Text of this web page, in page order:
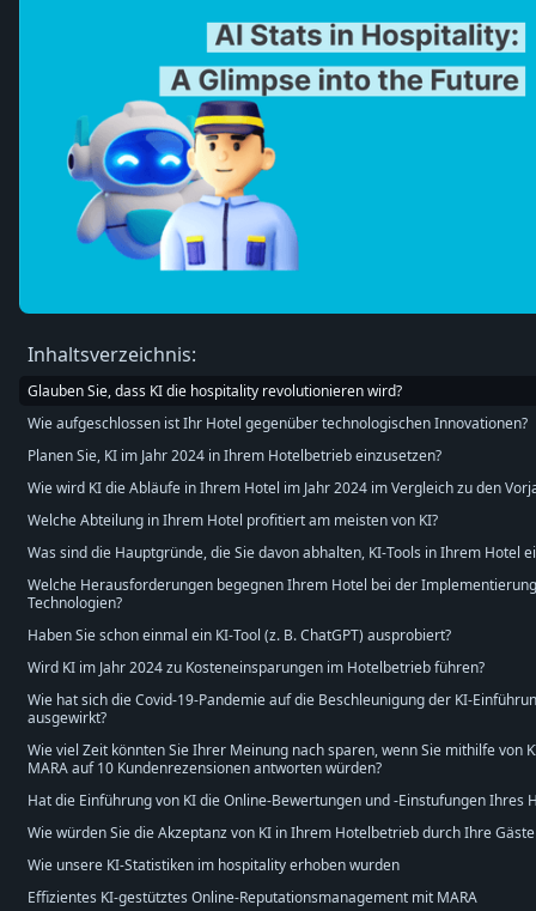
Inhaltsverzeichnis:
Glauben Sie, dass KI die hospitality revolutionieren wird?
Wie aufgeschlossen ist Ihr Hotel gegenüber technologischen Innovationen?
Planen Sie, KI im Jahr 2024 in Ihrem Hotelbetrieb einzusetzen?
Wie wird KI die Abläufe in Ihrem Hotel im Jahr 2024 im Vergleich zu den
Welche Abteilung in Ihrem Hotel profitiert am meisten von KI?
Was sind die Hauptgründe, die Sie davon abhalten, KI-Tools in Ihrem Hotel
Welche Herausforderungen begegnen Ihrem Hotel bei der
Technologien?
Haben Sie schon einmal ein KI-Tool (z. B. ChatGPT) ausprobiert?
Wird KI im Jahr 2024 zu Kosteneinsparungen im Hotelbetrieb führen?
Wie hat sich die Covid-19-Pandemie auf die Beschleunigung der KI-
ausgewirkt?
Wie viel Zeit könnten Sie Ihrer Meinung nach sparen, wenn Sie mithilfe von
MARA auf 10 Kundenrezensionen antworten würden?
Hat die Einführung von KI die Online-Bewertungen und -Einstufungen Ihres
Wie würden Sie die Akzeptanz von KI in Ihrem Hotelbetrieb durch Ihre
Wie unsere KI-Statistiken im hospitality erhoben wurden
Effizientes KI-gestütztes Online-Reputationsmanagement mit MARA